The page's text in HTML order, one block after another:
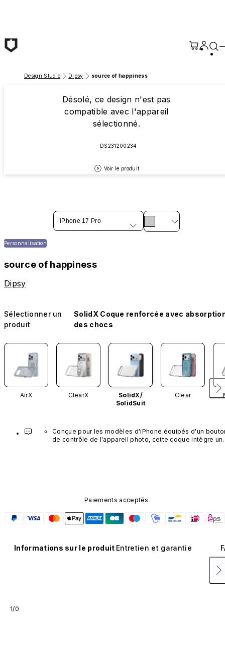
Design Studio Dipsy source of happiness
Désolé, ce design n'est pas
compatible avec l'appareil
sélectionné.
DS231200234
Voir le produit
iPhone 17 Pro
Personnalisation
source of happiness
Dipsy
Sélectionner un
produit
SolidX Coque renforcée avec
des chocs
AirX ClearX
SolidX/
SolidSuit
Clear
Conçue pour les modèles d'iPhone équipés d'un
de contrôle de l'appareil photo, cette coque intègre un
Paiements acceptés
Informations sur le produit Entretien et garantie
1/0